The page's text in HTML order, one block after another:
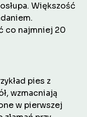
Większość
co najmniej 20
pies z
wzmacniają
w pierwszej